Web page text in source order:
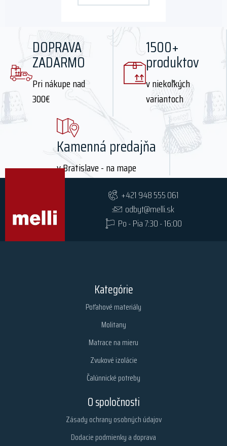
DOPRAVA
ZADARMO
Pri nákupe nad
300€
1500+
produktov
v niekoľkých
variantoch
Kamenná predajňa
v Bratislave - na mape
+421 948 555 061
odbyt@melli.sk
Po - Pia 7:30 - 16:00
Kategórie
Poťahové materiály
Molitany
Matrace na mieru
Zvukové izolácie
Čalúnnické potreby
O spoločnosti
Zásady ochrany osobných údajov
Dodacie podmienky a doprava